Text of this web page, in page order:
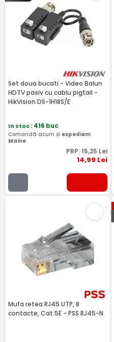
Set doua bucati - Video Balun
HDTV pasiv cu cablu pigtail -
HikVision DS-1H18S/E
In stoc: 416 buc
Comandă acum și expediem
Maine
PRP: 15,25 Lei
14,99 Lei
Mufa retea RJ45 UTP, 8
contacte, Cat.5E - PSS RJ45-N